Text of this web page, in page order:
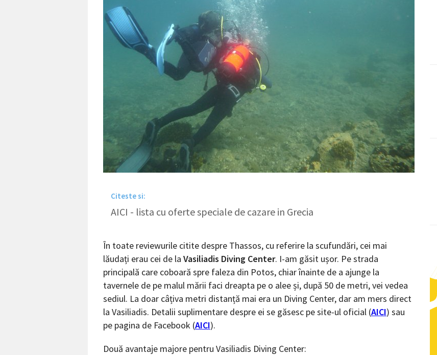
Citeste si:
AICI - lista cu oferte speciale de cazare in Grecia
În toate reviewurile citite despre Thassos, cu referire la scufundări, cei mai
lăudați erau cei de la Vasiliadis Diving Center. I-am găsit ușor. Pe strada
principală care coboară spre faleza din Potos, chiar înainte de a ajunge la
tavernele de pe malul mării faci dreapta pe o alee și, după 50 de metri, vei vedea
sediul. La doar câțiva metri distanță mai era un Diving Center, dar am mers direct
la Vasiliadis. Detalii suplimentare despre ei se găsesc pe site-ul oficial (AICI) sau
pe pagina de Facebook (AICI).
Două avantaje majore pentru Vasiliadis Diving Center: